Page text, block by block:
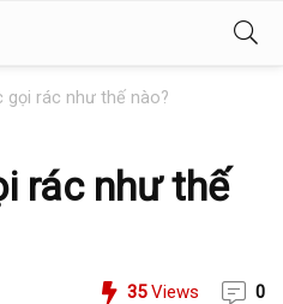
gọi rác như thế nào?
rác như thế
35Views 0